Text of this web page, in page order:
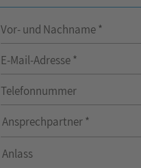
Vor- und Nachname *
E-Mail-Adresse *
Telefonnummer
Ansprechpartner *
Anlass